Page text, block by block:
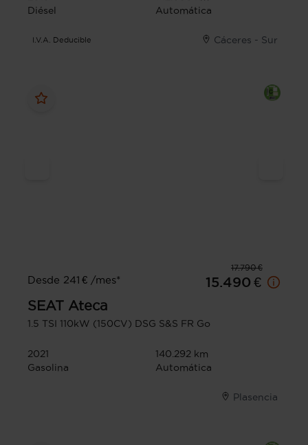
Diésel
Automática
I.V.A. Deducible Cáceres - Sur
17.790 €
Desde 241 € /mes*
15.490 €
SEAT Ateca
1.5 TSI 110kW (150CV) DSG S&S FR Go
2021
140.292 km
Gasolina
Automática
Plasencia